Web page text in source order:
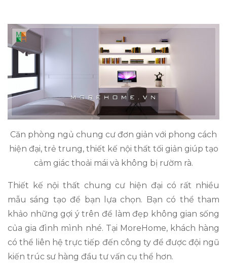
Căn phòng ngủ chung cư đơn giản với phong cách
hiện đại, trẻ trung, thiết kế nội thất tối giản giúp tạo
cảm giác thoải mái và không bị rườm rà.
Thiết kế nội thất chung cư hiện đại có rất nhiều
mẫu sáng tạo để bạn lựa chọn. Bạn có thể tham
khảo những gợi ý trên để làm đẹp không gian sống
của gia đình mình nhé. Tại MoreHome, khách hàng
có thể liên hệ trực tiếp đến công ty để được đội ngũ
kiến trúc sư hàng đầu tư vấn cụ thể hơn.